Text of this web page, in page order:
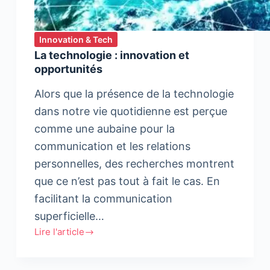
Innovation & Tech
La technologie : innovation et
opportunités
Alors que la présence de la technologie
dans notre vie quotidienne est perçue
comme une aubaine pour la
communication et les relations
personnelles, des recherches montrent
que ce n’est pas tout à fait le cas. En
facilitant la communication
superficielle…
Lire l'article
La